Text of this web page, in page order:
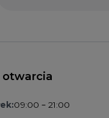
otwarcia
09:00 – 21:00